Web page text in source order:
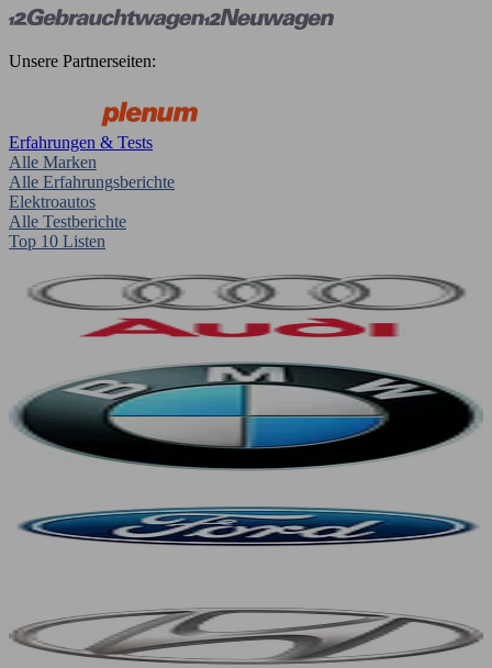
Unsere Partnerseiten:
Erfahrungen & Tests
Alle Marken
Alle Erfahrungsberichte
Elektroautos
Alle Testberichte
Top 10 Listen